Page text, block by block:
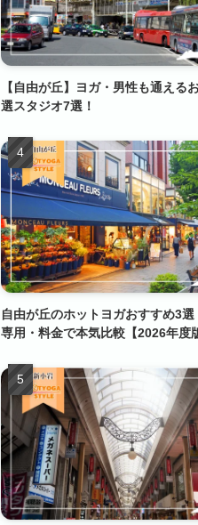
【自由が丘】ヨガ・男性も通える
選スタジオ7選！
自由が丘のホットヨガおすすめ3
専用・料金で本気比較【2026年度